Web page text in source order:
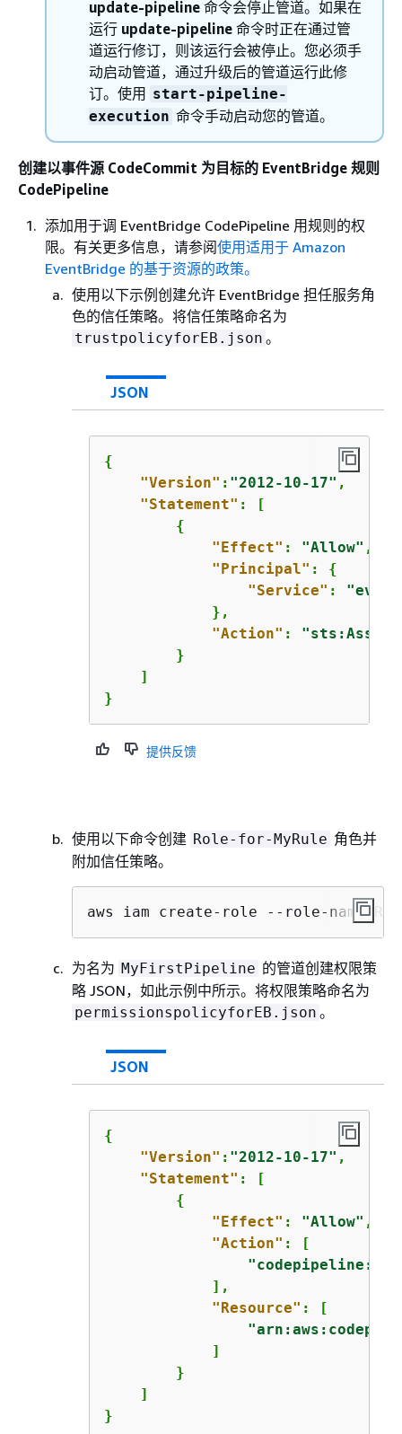
update-pipeline 命令会停止管道。如果在
运行 update-pipeline 命令时正在通过管
道运行修订，则该运行会被停止。您必须手
动启动管道，通过升级后的管道运行此修
订。使用 start-pipeline-
execution 命令手动启动您的管道。
创建以事件源 CodeCommit 为目标的 EventBridge 规则
CodePipeline
添加用于调 EventBridge CodePipeline 用规则的权
限。有关更多信息，请参阅使用适用于 Amazon
EventBridge 的基于资源的政策。
使用以下示例创建允许 EventBridge 担任服务角
色的信任策略。将信任策略命名为
trustpolicyforEB.json 。
JSON
{
"Version" : "2012-10-17" ,
"Statement" : [
{
"Effect" : "Allow" ,
"Principal" : {
"Service" :
            },
"Action" :
        }
    ]
}
提供反馈
使用以下命令创建 Role-for-MyRule 角色并
附加信任策略。
aws iam create-role --role-name
为名为 MyFirstPipeline 的管道创建权限策
略 JSON，如此示例中所示。将权限策略命名为
permissionspolicyforEB.json 。
JSON
{
"Version" : "2012-10-17" ,
"Statement" : [
{
"Effect" : "Allow" ,
"Action" : [
            ],
"Resource" : [
            ]
        }
    ]
}